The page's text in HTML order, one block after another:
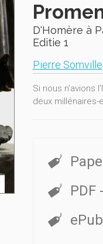
D'Homère à
Editie 1
Pierre Somville
Si nous n'avions
deux
PDF
ePub